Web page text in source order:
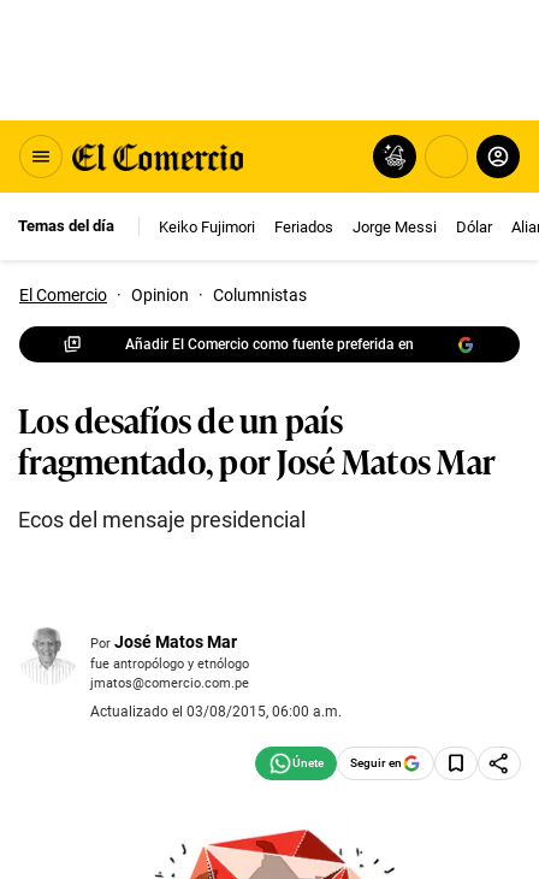
Temas del día Keiko Fujimori Feriados Jorge Messi Dólar
El Comercio · Opinion · Columnistas
Añadir El Comercio como fuente preferida en
Los desafíos de un país
fragmentado, por José Matos Mar
Ecos del mensaje presidencial
Por José Matos Mar
fue antropólogo y etnólogo
jmatos@comercio.com.pe
Actualizado el 03/08/2015, 06:00 a.m.
Seguir en